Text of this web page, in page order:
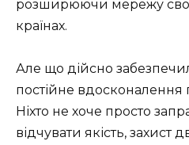
розширюючи мережу
країнах.
Але що дійсно
постійне вдосконалення
Ніхто не хоче просто
відчувати якість, захист